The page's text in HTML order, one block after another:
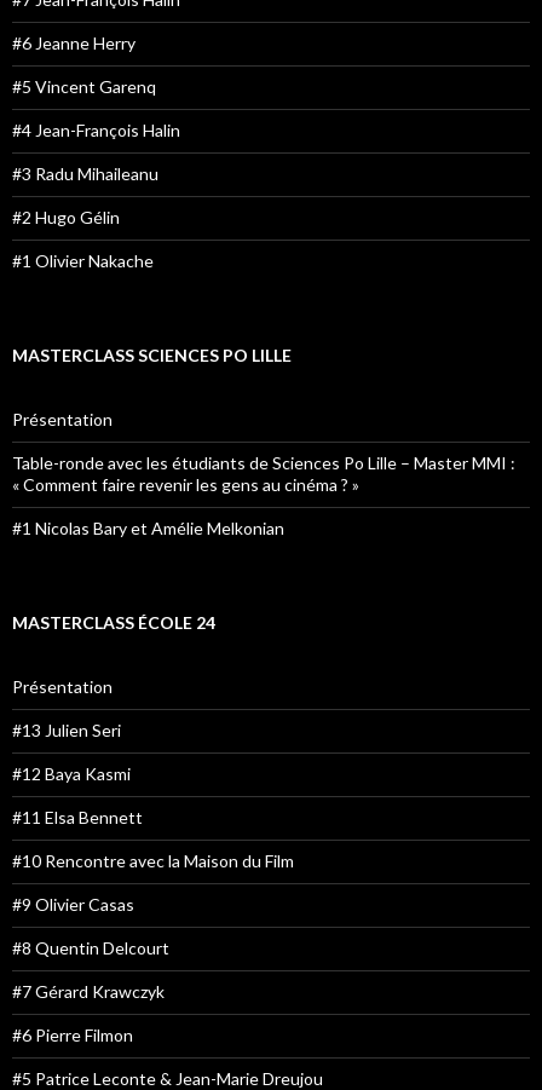
#6 Jeanne Herry
#5 Vincent Garenq
#4 Jean-François Halin
#3 Radu Mihaileanu
#2 Hugo Gélin
#1 Olivier Nakache
MASTERCLASS SCIENCES PO LILLE
Présentation
Table-ronde avec les étudiants de Sciences Po Lille – Master MMI :
« Comment faire revenir les gens au cinéma ? »
#1 Nicolas Bary et Amélie Melkonian
MASTERCLASS ÉCOLE 24
Présentation
#13 Julien Seri
#12 Baya Kasmi
#11 Elsa Bennett
#10 Rencontre avec la Maison du Film
#9 Olivier Casas
#8 Quentin Delcourt
#7 Gérard Krawczyk
#6 Pierre Filmon
#5 Patrice Leconte & Jean-Marie Dreujou